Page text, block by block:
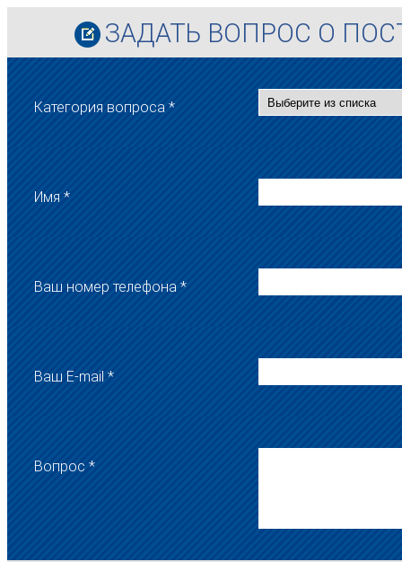
ЗАДАТЬ ВОПРОС О
Категория вопроса *
Имя *
Ваш номер телефона *
Ваш E-mail *
Вопрос *